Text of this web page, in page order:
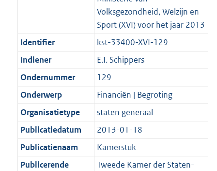
Volksgezondheid, Welzijn en
Sport (XVI) voor het jaar 2013
Identifier
kst-33400-XVI-129
Indiener
E.I. Schippers
Ondernummer
129
Onderwerp
Financiën | Begroting
Organisatietype
staten generaal
Publicatiedatum
2013-01-18
Publicatienaam
Kamerstuk
Publicerende
Tweede Kamer der Staten-